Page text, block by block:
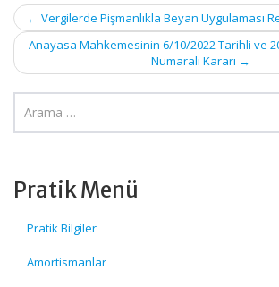
Post
navigation
← Vergilerde Pişmanlıkla Beyan Uygulaması
Anayasa Mahkemesinin 6/10/2022 Tarihli ve
Numaralı Kararı →
Pratik Menü
Pratik Bilgiler
Amortismanlar